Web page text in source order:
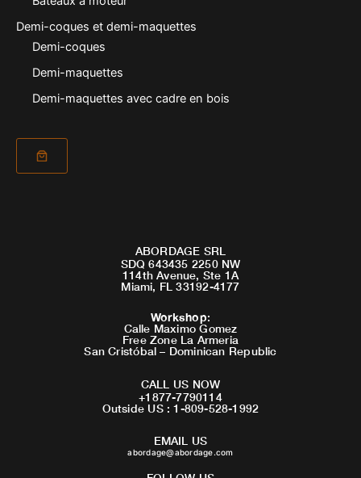
Demi-coques et demi-maquettes
Demi-coques
Demi-maquettes
Demi-maquettes avec cadre en bois
ABORDAGE SRL
SDQ 643435 2250 NW
114th Avenue, Ste 1A
Miami, FL 33192-4177
Workshop:
Calle Maximo Gomez
Free Zone La Armeria
San Cristóbal – Dominican Republic
CALL US NOW
+1877-7790114
Outside US : 1-809-528-1992
EMAIL US
abordage@abordage.com